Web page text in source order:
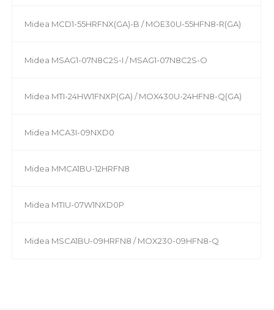
Midea MCD1-55HRFNX(GA)-B / MOE30U-55HFN8-R(GA)
Midea MSAG1-07N8C2S-I / MSAG1-07N8C2S-O
Midea MTI-24HW1FNXP(GA) / MOX430U-24HFN8-Q(GA)
Midea MCA3I-09NXD0
Midea MMCA1BU-12HRFN8
Midea MTIU-07W1NXD0P
Midea MSCA1BU-09HRFN8 / MOX230-09HFN8-Q